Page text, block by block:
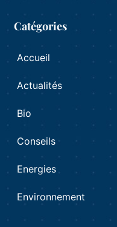
Catégories
Accueil
Actualités
Bio
Conseils
Energies
Environnement